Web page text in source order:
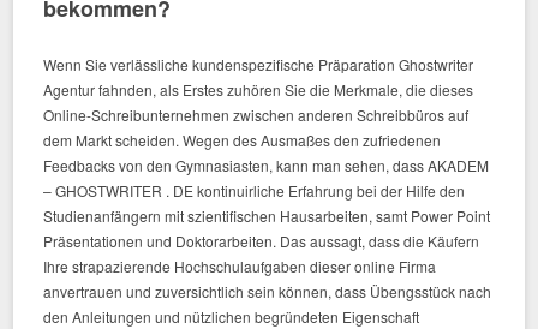
bekommen?
Wenn Sie verlässliche kundenspezifische Präparation Ghostwriter
Agentur fahnden, als Erstes zuhören Sie die Merkmale, die dieses
Online-Schreibunternehmen zwischen anderen Schreibbüros auf
dem Markt scheiden. Wegen des Ausmaßes den zufriedenen
Feedbacks von den Gymnasiasten, kann man sehen, dass AKADEM
– GHOSTWRITER . DE kontinuirliche Erfahrung bei der Hilfe den
Studienanfängern mit szientifischen Hausarbeiten, samt Power Point
Präsentationen und Doktorarbeiten. Das aussagt, dass die Käufern
Ihre strapazierende Hochschulaufgaben dieser online Firma
anvertrauen und zuversichtlich sein können, dass Übengsstück nach
den Anleitungen und nützlichen begründeten Eigenschaft